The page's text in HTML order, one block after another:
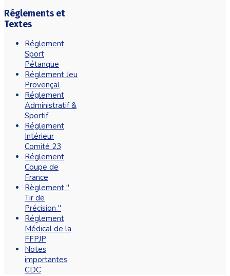
Réglements et
Textes
Réglement
Sport
Pétanque
Réglement Jeu
Provençal
Réglement
Administratif &
Sportif
Réglement
Intérieur
Comité 23
Réglement
Coupe de
France
Règlement "
Tir de
Précision "
Réglement
Médical de la
FFPJP
Notes
importantes
CDC